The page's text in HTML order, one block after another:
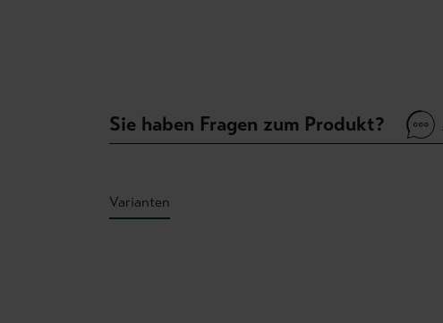
Sie haben Fragen zum Produkt?
Varianten